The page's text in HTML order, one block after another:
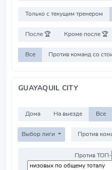
Только с текущим тренером
После 🏆 Кроме после 🏆
Все
GUAYAQUIL CITY
Дома На выезде Все
Выбор лиги
Против ТОП-